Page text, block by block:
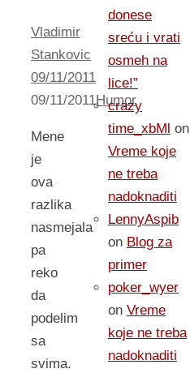
Vladimir
Stankovic
09/11/2011
09/11/2011Humor
Mene
je
ova
razlika
nasmejala
pa
reko
da
podelim
sa
svima.
donese
sreću i vrati
osmeh na
lice!”
crazy
time_xbMl on
Vreme koje
ne treba
nadoknaditi
LennyAspib
on Blog za
primer
poker_wyer
on Vreme
koje ne treba
nadoknaditi